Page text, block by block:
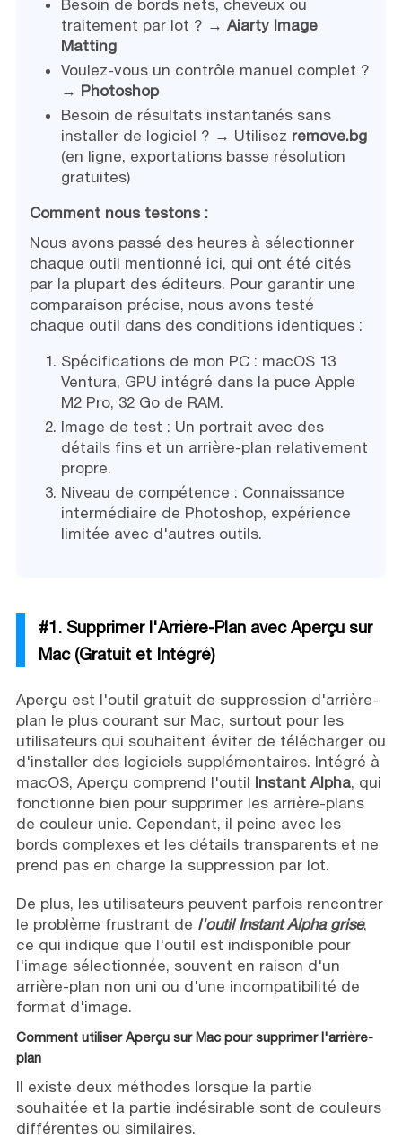
Besoin de bords nets, cheveux ou
traitement par lot ? → Aiarty Image
Matting
Voulez-vous un contrôle manuel complet ?
→ Photoshop
Besoin de résultats instantanés sans
installer de logiciel ? → Utilisez remove.bg
(en ligne, exportations basse résolution
gratuites)
Comment nous testons :
Nous avons passé des heures à sélectionner
chaque outil mentionné ici, qui ont été cités
par la plupart des éditeurs. Pour garantir une
comparaison précise, nous avons testé
chaque outil dans des conditions identiques :
Spécifications de mon PC : macOS 13
Ventura, GPU intégré dans la puce Apple
M2 Pro, 32 Go de RAM.
Image de test : Un portrait avec des
détails fins et un arrière-plan relativement
propre.
Niveau de compétence : Connaissance
intermédiaire de Photoshop, expérience
limitée avec d'autres outils.
#1. Supprimer l'Arrière-Plan avec Aperçu sur
Mac (Gratuit et Intégré)
Aperçu est l'outil gratuit de suppression d'arrière-
plan le plus courant sur Mac, surtout pour les
utilisateurs qui souhaitent éviter de télécharger ou
d'installer des logiciels supplémentaires. Intégré à
macOS, Aperçu comprend l'outil Instant Alpha, qui
fonctionne bien pour supprimer les arrière-plans
de couleur unie. Cependant, il peine avec les
bords complexes et les détails transparents et ne
prend pas en charge la suppression par lot.
De plus, les utilisateurs peuvent parfois rencontrer
le problème frustrant de l'outil Instant Alpha grisé,
ce qui indique que l'outil est indisponible pour
l'image sélectionnée, souvent en raison d'un
arrière-plan non uni ou d'une incompatibilité de
format d'image.
Comment utiliser Aperçu sur Mac pour supprimer l'arrière-
plan
Il existe deux méthodes lorsque la partie
souhaitée et la partie indésirable sont de couleurs
différentes ou similaires.